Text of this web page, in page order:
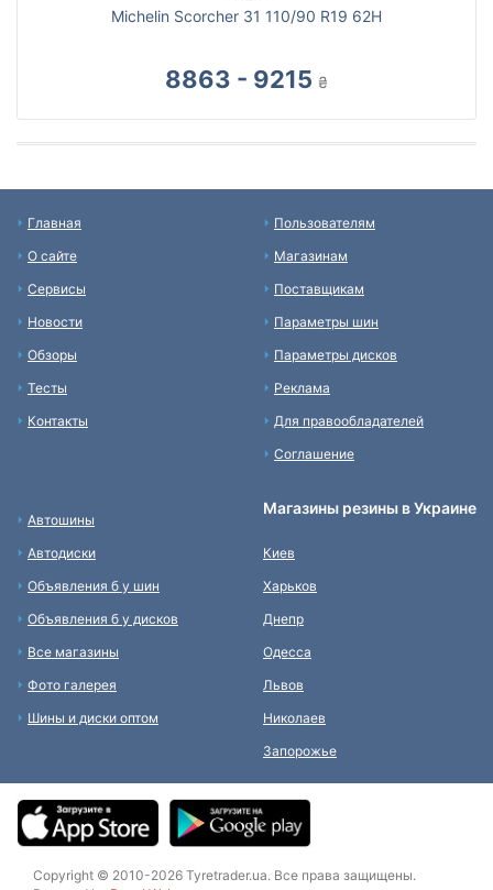
Michelin Scorcher 31 110/90 R19 62H
8863 - 9215 ₴
Главная
О сайте
Сервисы
Новости
Обзоры
Тесты
Контакты
Пользователям
Магазинам
Поставщикам
Параметры шин
Параметры дисков
Реклама
Для правообладателей
Соглашение
Автошины
Автодиски
Объявления б у шин
Объявления б у дисков
Все магазины
Фото галерея
Шины и диски оптом
Магазины резины в Украине
Киев
Харьков
Днепр
Одесса
Львов
Николаев
Запорожье
Copyright © 2010-2026 Tyretrader.ua. Все права защищены.